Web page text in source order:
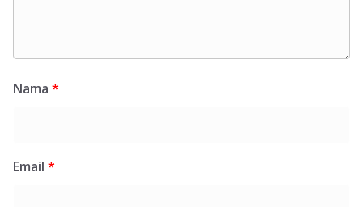
Nama *
Email *